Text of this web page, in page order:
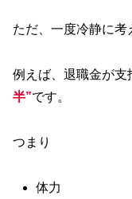
ただ、一度冷静に考
例えば、退職金が支
半”です。
つまり
体力